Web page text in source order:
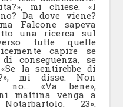
mi chiese. «I
Da dove viene?
Falcone sapeva
una ricerca sul
tutte quelle
capire se
conseguenza, se
la sentirebbe di
mi disse. Non
no… «Va bene»,
mattina venga a
23».